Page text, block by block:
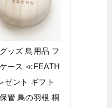
ッズ 鳥用品 フ
ース ≪FEATH
ント ギフト
管 鳥の羽根 桐